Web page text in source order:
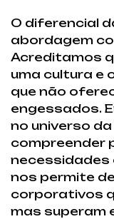
O diferencial
abordagem
Acreditamos
uma cultura e
que não
engessados.
no universo
compreender
necessidades
nos permite
corporativos
mas superam